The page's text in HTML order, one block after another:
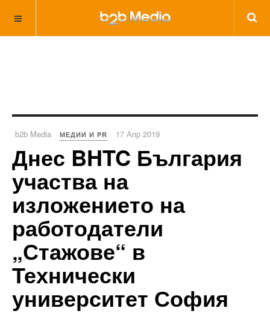
b2b Media МЕДИИ И PR 17 Апр 2019
Днес BHTC България
участва на
изложението на
работодатели
„Стажове“ в
Технически
университет София